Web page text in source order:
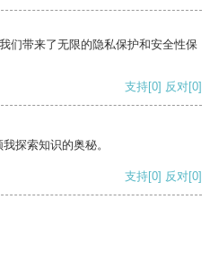
们带来了无限的隐私保护和安全性保
支持[0] 反对[0]
探索知识的奥秘。
支持[0] 反对[0]